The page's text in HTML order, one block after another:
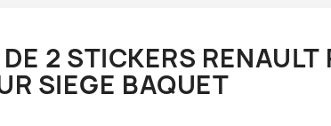
2 STICKERS RENAULT
SIEGE BAQUET